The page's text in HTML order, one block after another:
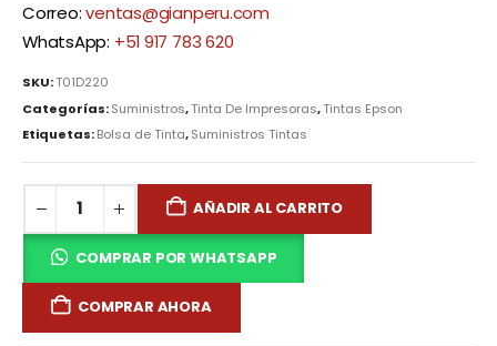
Correo:ventas@gianperu.com
WhatsApp: +51 917 783 620
SKU:T01D220
Categorías:Suministros,Tinta De Impresoras,Tintas Epson
Etiquetas:Bolsa de Tinta,Suministros Tintas
AÑADIR AL CARRITO
COMPRAR POR WHATSAPP
COMPRAR AHORA